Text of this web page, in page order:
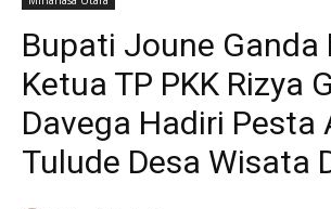
Bupati Joune Ganda
Ketua TP PKK Rizya
Davega Hadiri Pesta
Tulude Desa Wisata